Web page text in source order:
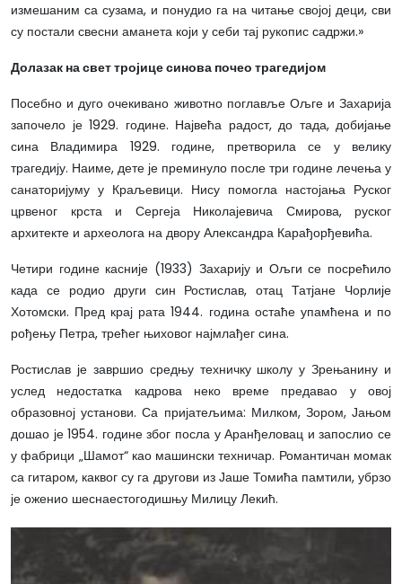
измешаним са сузама, и понудио га на читање својој деци, сви
су постали свесни аманета који у себи тај рукопис садржи.»
Долазак на свет тројице синова почео трагедијом
Посебно и дуго очекивано животно поглавље Ољге и Захарија
започело је 1929. године. Највећа радост, до тада, добијање
сина Владимира 1929. године, претворила се у велику
трагедију. Наиме, дете је преминуло после три године лечења у
санаторијуму у Краљевици. Нису помогла настојања Руског
црвеног крста и Сергеја Николајевича Смирова, руског
архитекте и археолога на двору Александра Карађорђевића.
Четири године касније (1933) Захарију и Ољги се посрећило
када се родио други син Ростислав, отац Татјане Чорлије
Хотомски. Пред крај рата 1944. година остаће упамћена и по
рођењу Петра, трећег њиховог најмлађег сина.
Ростислав је завршио средњу техничку школу у Зрењанину и
услед недостатка кадрова неко време предавао у овој
образовној установи. Са пријатељима: Милком, Зором, Јањом
дошао је 1954. године због посла у Аранђеловац и запослио се
у фабрици „Шамот“ као машински техничар. Романтичан момак
са гитаром, каквог су га другови из Јаше Томића памтили, убрзо
је оженио шеснаестогодишњу Милицу Лекић.